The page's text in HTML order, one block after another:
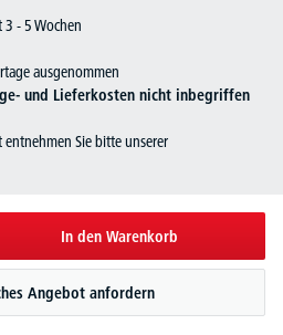
- 5 Wochen
ausgenommen
und Lieferkosten nicht inbegriffen
entnehmen Sie bitte unserer
In den Warenkorb
Angebot anfordern